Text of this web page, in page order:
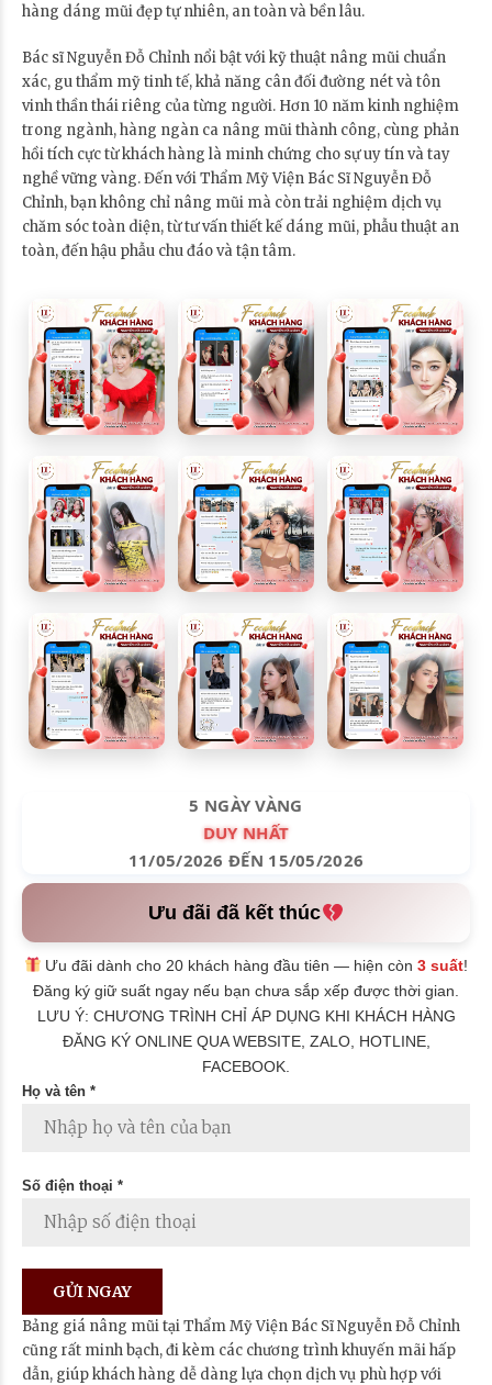
hàng dáng mũi đẹp tự nhiên, an toàn và bền lâu.
Bác sĩ Nguyễn Đỗ Chỉnh nổi bật với kỹ thuật nâng mũi chuẩn
xác, gu thẩm mỹ tinh tế, khả năng cân đối đường nét và tôn
vinh thần thái riêng của từng người. Hơn 10 năm kinh nghiệm
trong ngành, hàng ngàn ca nâng mũi thành công, cùng phản
hồi tích cực từ khách hàng là minh chứng cho sự uy tín và tay
nghề vững vàng. Đến với Thẩm Mỹ Viện Bác Sĩ Nguyễn Đỗ
Chỉnh, bạn không chỉ nâng mũi mà còn trải nghiệm dịch vụ
chăm sóc toàn diện, từ tư vấn thiết kế dáng mũi, phẫu thuật an
toàn, đến hậu phẫu chu đáo và tận tâm.
5 NGÀY VÀNG
DUY NHẤT
11/05/2026 ĐẾN 15/05/2026
Ưu đãi đã kết thúc
Ưu đãi dành cho 20 khách hàng đầu tiên — hiện còn3 suất!
Đăng ký giữ suất ngay nếu bạn chưa sắp xếp được thời gian.
LƯU Ý: CHƯƠNG TRÌNH CHỈ ÁP DỤNG KHI KHÁCH HÀNG
ĐĂNG KÝ ONLINE QUA WEBSITE, ZALO, HOTLINE,
FACEBOOK.
Họ và tên *
Số điện thoại *
Bảng giá nâng mũi tại Thẩm Mỹ Viện Bác Sĩ Nguyễn Đỗ Chỉnh
cũng rất minh bạch, đi kèm các chương trình khuyến mãi hấp
dẫn, giúp khách hàng dễ dàng lựa chọn dịch vụ phù hợp với